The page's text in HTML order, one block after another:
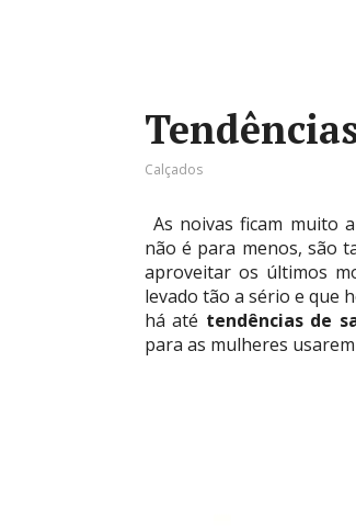
Calçados
As noivas ficam muito
não é para menos, são
aproveitar os últimos
levado tão a sério e que
há até tendências de
para as mulheres